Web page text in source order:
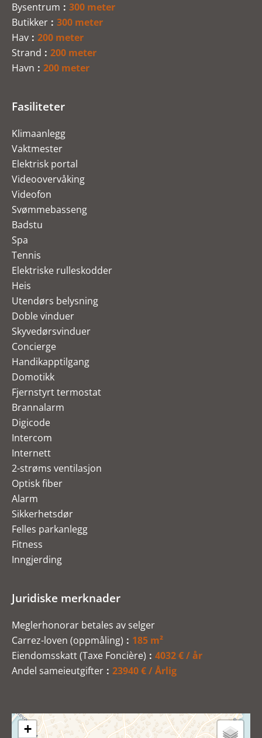
Bysentrum
300 meter
Butikker
300 meter
Hav
200 meter
Strand
200 meter
Havn
200 meter
Fasiliteter
Klimaanlegg
Vaktmester
Elektrisk portal
Videoovervåking
Videofon
Svømmebasseng
Badstu
Spa
Tennis
Elektriske rulleskodder
Heis
Utendørs belysning
Doble vinduer
Skyvedørsvinduer
Concierge
Handikapptilgang
Domotikk
Fjernstyrt termostat
Brannalarm
Digicode
Intercom
Internett
2-strøms ventilasjon
Optisk fiber
Alarm
Sikkerhetsdør
Felles parkanlegg
Fitness
Inngjerding
Juridiske merknader
Meglerhonorar betales av selger
Carrez-loven (oppmåling)
185 m²
Eiendomsskatt (Taxe Foncière)
4032 € / år
Andel sameieutgifter
23940 € / Årlig
+